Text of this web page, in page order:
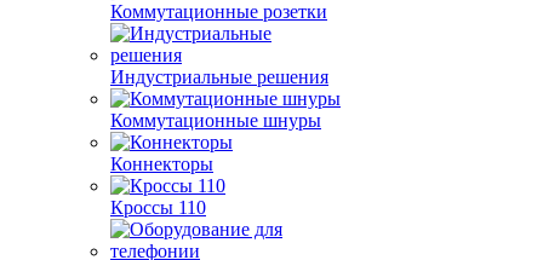
Коммутационные розетки
Индустриальные решения
Коммутационные шнуры
Коннекторы
Кроссы 110